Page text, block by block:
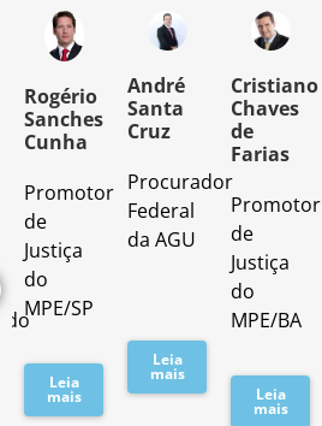
Rogério
Sanches
Cunha
Promotor
de
Justiça
do
MPE/SP
Leia
mais
André
Santa
Cruz
Procurador
Federal
da AGU
Leia
mais
Cristiano
Chaves
de
Farias
Promotor
de
Justiça
do
MPE/BA
Leia
mais